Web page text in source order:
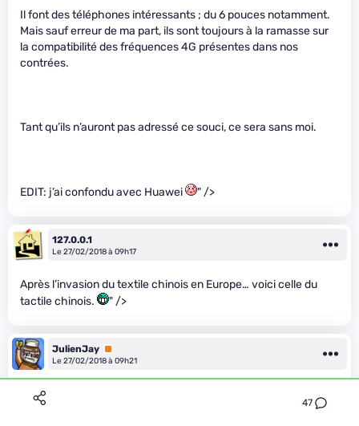
47
Il font des téléphones intéressants ; du 6 pouces notamment.
Mais sauf erreur de ma part, ils sont toujours à la ramasse sur
la compatibilité des fréquences 4G présentes dans nos
contrées.
Tant qu’ils n’auront pas adressé ce souci, ce sera sans moi.
EDIT: j’ai confondu avec Huawei " />
127.0.0.1
Le 27/02/2018 à 09h17
Après l’invasion du textile chinois en Europe… voici celle du
tactile chinois.
" />
JulienJay Premium
Le 27/02/2018 à 09h21
Ce scandale la copie de robot Lego !